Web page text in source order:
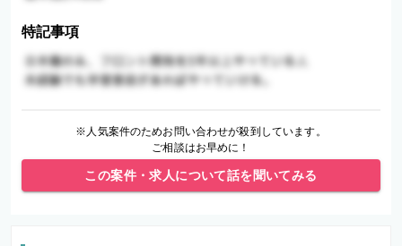
特記事項
※人気案件のためお問い合わせが殺到しています。
ご相談はお早めに！
この案件・求人について話を聞いてみる